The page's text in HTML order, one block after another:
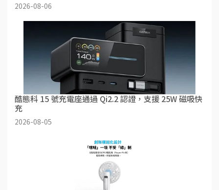
2026-08-06
酷態科 15 號充電座通過 Qi2.2 認證，支援 25W 磁吸快
充
2026-08-05